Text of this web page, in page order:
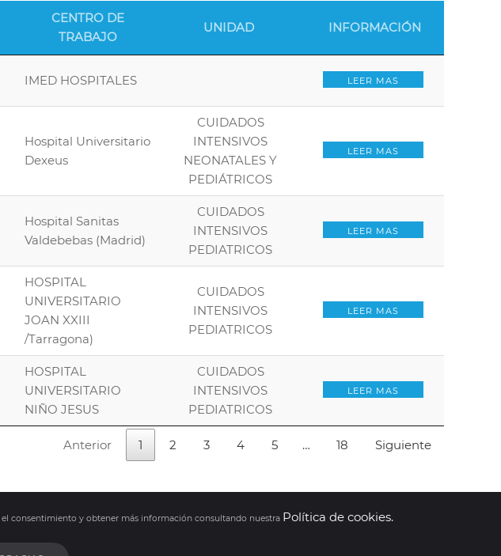
CENTRO DE
TRABAJO
UNIDAD INFORMACIÓN
IMED HOSPITALES LEER MAS
Hospital Universitario
Dexeus
CUIDADOS
INTENSIVOS
NEONATALES Y
PEDIÁTRICOS
LEER MAS
Hospital Sanitas
Valdebebas (Madrid)
CUIDADOS
INTENSIVOS
PEDIATRICOS
LEER MAS
HOSPITAL
UNIVERSITARIO
JOAN XXIII
/Tarragona)
CUIDADOS
INTENSIVOS
PEDIATRICOS
LEER MAS
HOSPITAL
UNIVERSITARIO
NIÑO JESUS
CUIDADOS
INTENSIVOS
PEDIATRICOS
LEER MAS
Anterior 1 2 3 4 5 … 18 Siguiente
consentimiento y obtener más información consultando nuestra Política de cookies.